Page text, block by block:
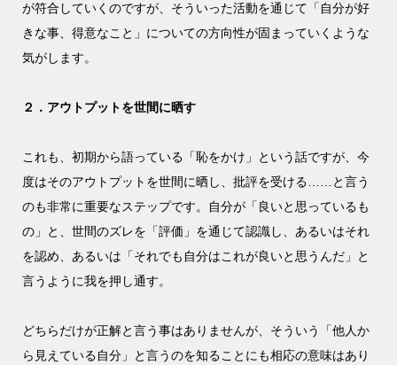
が符合していくのですが、そういった活動を通じて「自分が好
きな事、得意なこと」についての方向性が固まっていくような
気がします。
２．アウトプットを世間に晒す
これも、初期から語っている「恥をかけ」という話ですが、今
度はそのアウトプットを世間に晒し、批評を受ける……と言う
のも非常に重要なステップです。自分が「良いと思っているも
の」と、世間のズレを「評価」を通じて認識し、あるいはそれ
を認め、あるいは「それでも自分はこれが良いと思うんだ」と
言うように我を押し通す。
どちらだけが正解と言う事はありませんが、そういう「他人か
ら見えている自分」と言うのを知ることにも相応の意味はあり